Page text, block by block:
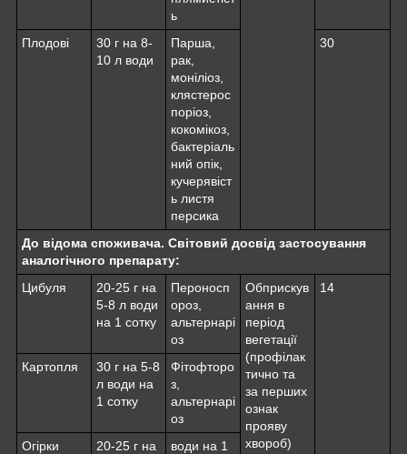
ь
Плодові
30 г на 8-
10 л води
Парша,
рак,
моніліоз,
клястерос
поріоз,
кокомікоз,
бактеріаль
ний опік,
кучерявіст
ь листя
персика
30
До відома споживача. Світовий досвід застосування
аналогічного препарату:
Цибуля
20-25 г на
5-8 л води
на 1 сотку
Пероносп
ороз,
альтернарі
оз
Обприскув
ання в
період
вегетації
(профілак
тично та
за перших
ознак
прояву
хвороб)
14
Картопля
30 г на 5-8
л води на
1 сотку
Фітофторо
з,
альтернарі
оз
Огірки
20-25 г на
води на 1